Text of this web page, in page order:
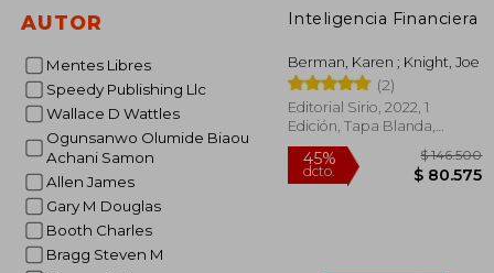
AUTOR
Mentes Libres
Speedy Publishing Llc
Wallace D Wattles
Ogunsanwo Olumide Biaou
Achani Samon
Allen James
Gary M Douglas
Booth Charles
Bragg Steven M
Inteligencia Financiera
Berman, Karen ; Knight, Joe
(2)
Editorial Sirio, 2022, 1
Edición, Tapa Blanda,
Nuevo